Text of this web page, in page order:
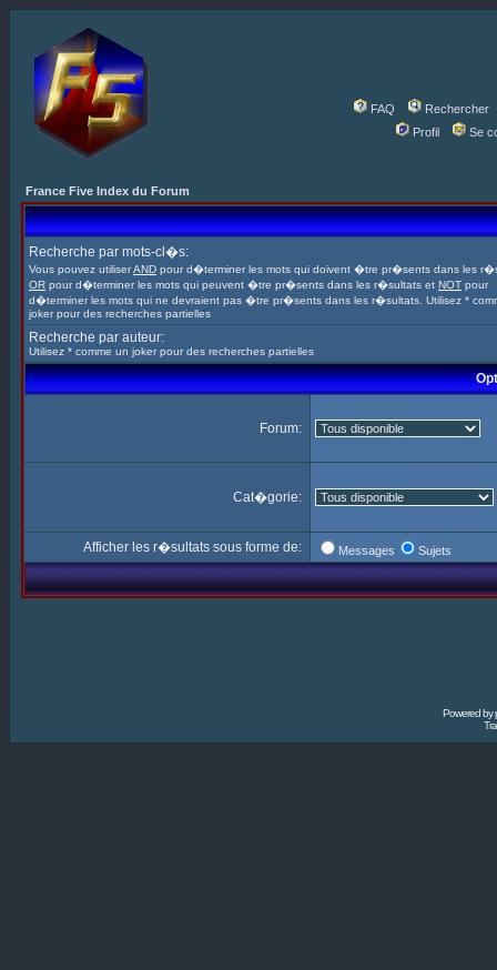
FAQ
Rechercher
Profil
Se
France Five Index du Forum
Recherche par mots-cl�s:
Vous pouvez utiliserAND pour d�terminer les mots qui doivent �tre pr�sents dans les
OR pour d�terminer les mots qui peuvent �tre pr�sents dans les r�sultats et NOT pour
d�terminer les mots qui ne devraient pas �tre pr�sents dans les r�sultats. Utilisez *
joker pour des recherches partielles
Recherche par auteur:
Utilisez * comme un joker pour des recherches partielles
Forum:
Cat�gorie:
Afficher les r�sultats sous forme de: Messages Sujets
Powered by